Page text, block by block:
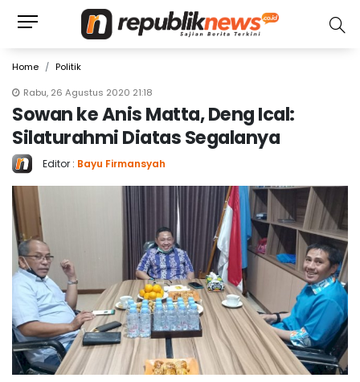
Home
Politik
Rabu, 26 Agustus 2020 21:18
Sowan ke Anis Matta, Deng Ical:
Silaturahmi Diatas Segalanya
Editor : Bayu Firmansyah